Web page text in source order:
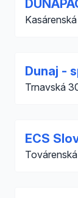
Dunaj -
Trnavská
ECS